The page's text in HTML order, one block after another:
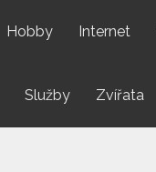
Hobby Internet
Služby Zvířata